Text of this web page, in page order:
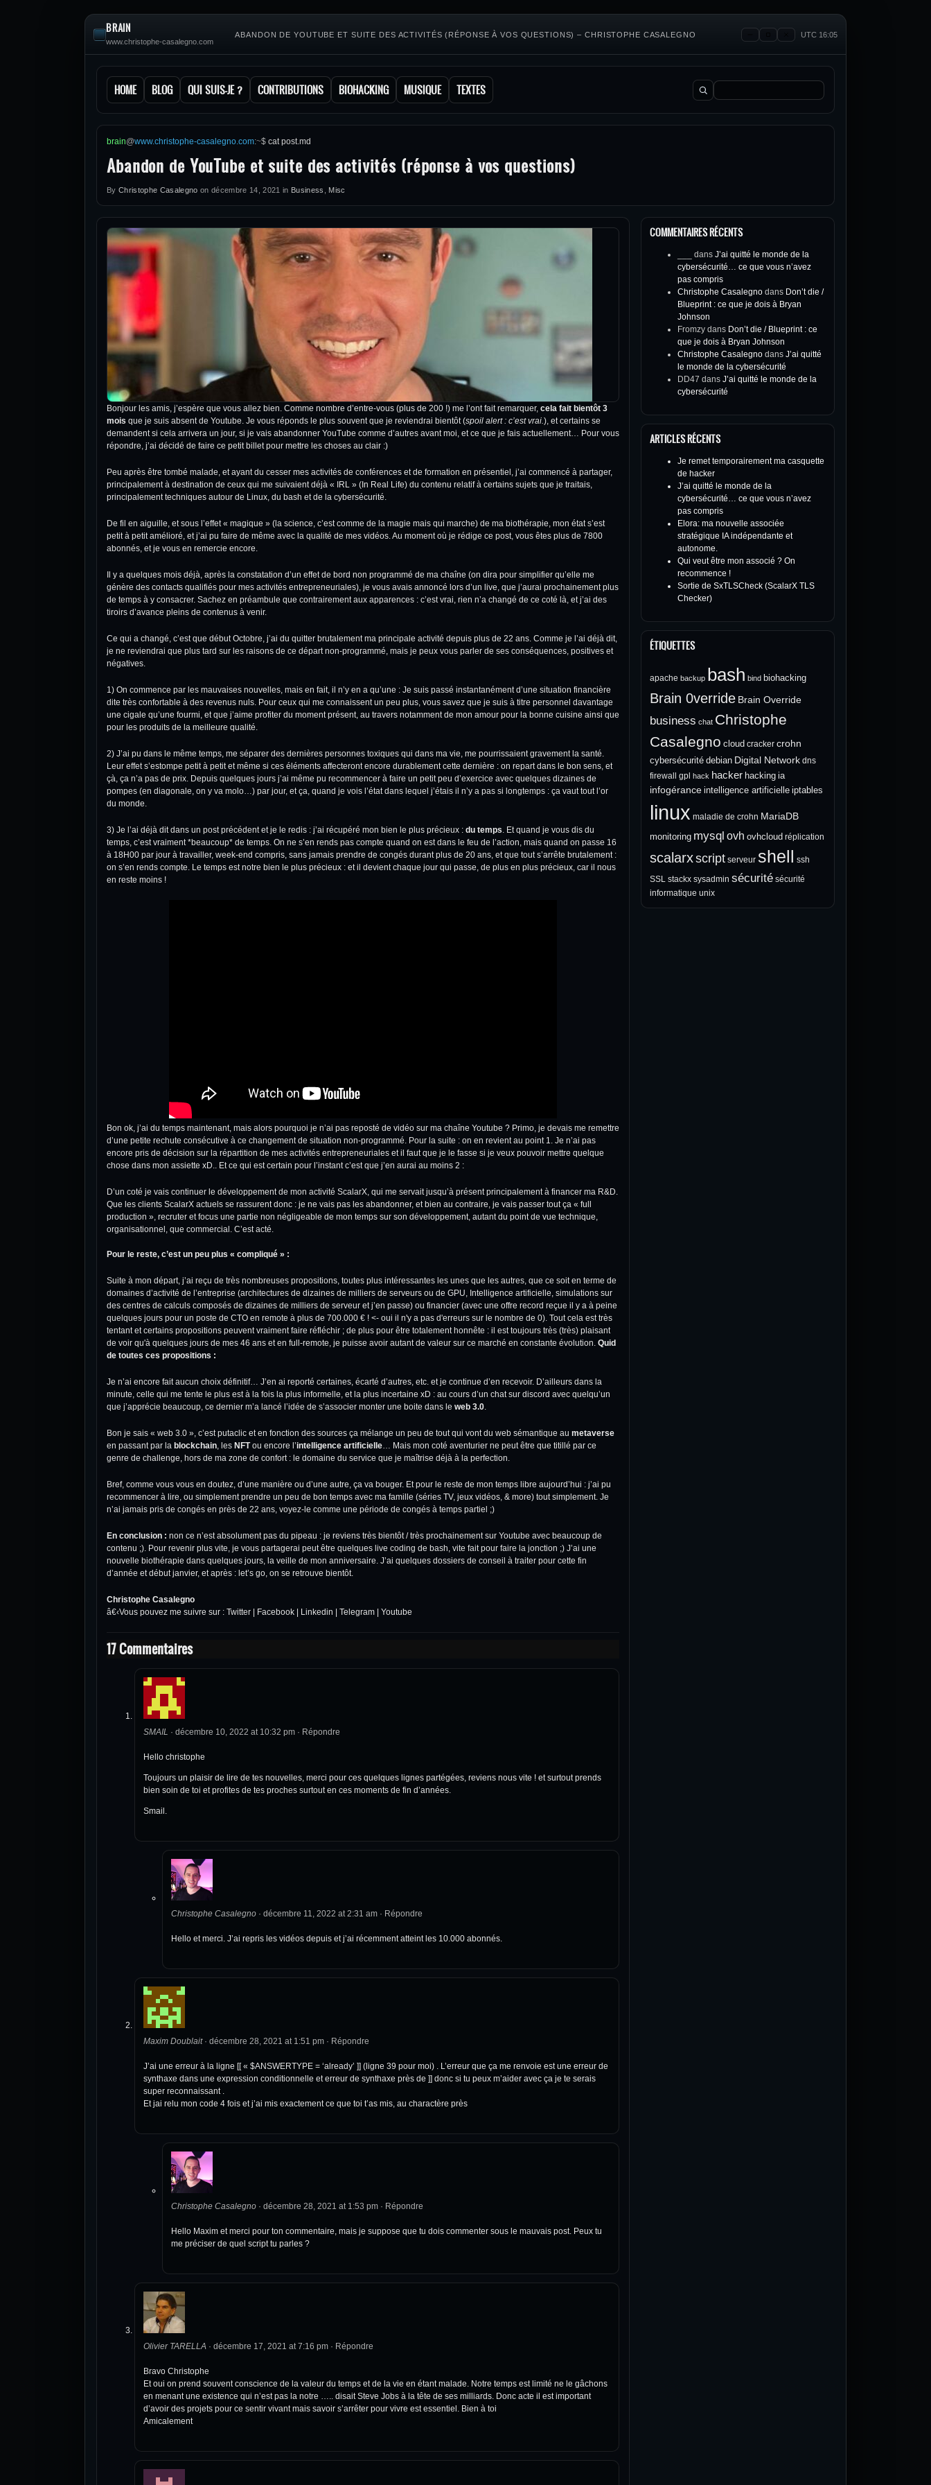
BRAIN
www.christophe-casalegno.com
ABANDON DE YOUTUBE ET SUITE DES ACTIVITÉS (RÉPONSE À VOS QUESTIONS) – CHRISTOPHE CASALEGNO UTC 16:05
HOME BLOG QUI SUIS-JE ? CONTRIBUTIONS BIOHACKING MUSIQUE TEXTES Rechercher :
brain@www.christophe-casalegno.com:~$ cat post.md
Abandon de YouTube et suite des activités (réponse à vos questions)
By Christophe Casalegno on décembre 14, 2021 in Business Misc
Bonjour les amis, j’espère que vous allez bien. Comme nombre d’entre-vous (plus de 200 !) me l’ont fait remarquer, cela fait bientôt 3
mois que je suis absent de Youtube. Je vous réponds le plus souvent que je reviendrai bientôt (spoil alert : c’est vrai.), et certains se
demandent si cela arrivera un jour, si je vais abandonner YouTube comme d’autres avant moi, et ce que je fais actuellement… Pour vous
répondre, j’ai décidé de faire ce petit billet pour mettre les choses au clair :)
Peu après être tombé malade, et ayant du cesser mes activités de conférences et de formation en présentiel, j’ai commencé à partager,
principalement à destination de ceux qui me suivaient déjà « IRL » (In Real Life) du contenu relatif à certains sujets que je traitais,
principalement techniques autour de Linux, du bash et de la cybersécurité.
De fil en aiguille, et sous l’effet « magique » (la science, c’est comme de la magie mais qui marche) de ma biothérapie, mon état s’est
petit à petit amélioré, et j’ai pu faire de même avec la qualité de mes vidéos. Au moment où je rédige ce post, vous êtes plus de 7800
abonnés, et je vous en remercie encore.
Il y a quelques mois déjà, après la constatation d’un effet de bord non programmé de ma chaîne (on dira pour simplifier qu’elle me
génère des contacts qualifiés pour mes activités entrepreneuriales), je vous avais annoncé lors d’un live, que j’aurai prochainement plus
de temps à y consacrer. Sachez en préambule que contrairement aux apparences : c’est vrai, rien n’a changé de ce coté là, et j’ai des
tiroirs d’avance pleins de contenus à venir.
Ce qui a changé, c’est que début Octobre, j’ai du quitter brutalement ma principale activité depuis plus de 22 ans. Comme je l’ai déjà dit,
je ne reviendrai que plus tard sur les raisons de ce départ non-programmé, mais je peux vous parler de ses conséquences, positives et
négatives.
1) On commence par les mauvaises nouvelles, mais en fait, il n’y en a qu’une : Je suis passé instantanément d’une situation financière
dite très confortable à des revenus nuls. Pour ceux qui me connaissent un peu plus, vous savez que je suis à titre personnel davantage
une cigale qu’une fourmi, et que j’aime profiter du moment présent, au travers notamment de mon amour pour la bonne cuisine ainsi que
pour les produits de la meilleure qualité.
2) J’ai pu dans le même temps, me séparer des dernières personnes toxiques qui dans ma vie, me pourrissaient gravement la santé.
Leur effet s’estompe petit à petit et même si ces éléments affecteront encore durablement cette dernière : on repart dans le bon sens, et
çà, ça n’a pas de prix. Depuis quelques jours j’ai même pu recommencer à faire un petit peu d’exercice avec quelques dizaines de
pompes (en diagonale, on y va molo…) par jour, et ça, quand je vois l’état dans lequel j’étais il n’y a pas si longtemps : ça vaut tout l’or
du monde.
3) Je l’ai déjà dit dans un post précédentet je le redis : j’ai récupéré mon bien le plus précieux : du temps. Et quand je vous dis du
temps, c’est vraiment *beaucoup* de temps. On ne s’en rends pas compte quand on est dans le feu de l’action, mais quand on passe 16
à 18H00 par jour à travailler, week-end compris, sans jamais prendre de congés durant plus de 20 ans, et que tout s’arrête brutalement :
on s’en rends compte. Le temps est notre bien le plus précieux : et il devient chaque jour qui passe, de plus en plus précieux, car il nous
en reste moins !
Bon ok, j’ai du temps maintenant, mais alors pourquoi je n’ai pas reposté de vidéo sur ma chaîne Youtube ? Primo, je devais me remettre
d’une petite rechute consécutive à ce changement de situation non-programmé. Pour la suite : on en revient au point 1. Je n’ai pas
encore pris de décision sur la répartition de mes activités entrepreneuriales et il faut que je le fasse si je veux pouvoir mettre quelque
chose dans mon assiette xD.. Et ce qui est certain pour l’instant c’est que j’en aurai au moins 2 :
D’un coté je vais continuer le développement de mon activité ScalarX, qui me servait jusqu’à présent principalement à financer ma R&D.
Que les clients ScalarX actuels se rassurent donc : je ne vais pas les abandonner, et bien au contraire, je vais passer tout ça « full
production », recruter et focus une partie non négligeable de mon temps sur son développement, autant du point de vue technique,
organisationnel, que commercial. C’est acté.
Pour le reste, c’est un peu plus « compliqué » :
Suite à mon départ, j’ai reçu de très nombreuses propositions, toutes plus intéressantes les unes que les autres, que ce soit en terme de
domaines d’activité de l’entreprise (architectures de dizaines de milliers de serveurs ou de GPU, Intelligence artificielle, simulations sur
des centres de calculs composés de dizaines de milliers de serveur et j’en passe) ou financier (avec une offre record reçue il y a à peine
quelques jours pour un poste de CTO en remote à plus de 700.000 € ! <- oui il n'y a pas d'erreurs sur le nombre de 0). Tout cela est très
tentant et certains propositions peuvent vraiment faire réfléchir ; de plus pour être totalement honnête : il est toujours très (très) plaisant
de voir qu'à quelques jours de mes 46 ans et en full-remote, je puisse avoir autant de valeur sur ce marché en constante évolution. Quid
de toutes ces propositions :
Je n’ai encore fait aucun choix définitif… J’en ai reporté certaines, écarté d’autres, etc. et je continue d’en recevoir. D’ailleurs dans la
minute, celle qui me tente le plus est à la fois la plus informelle, et la plus incertaine xD : au cours d’un chat sur discord avec quelqu’un
que j’apprécie beaucoup, ce dernier m’a lancé l’idée de s’associer monter une boite dans le web 3.0.
Bon je sais « web 3.0 », c’est putaclic et en fonction des sources ça mélange un peu de tout qui vont du web sémantique au metaverse
en passant par la blockchain, les NFTou encore l’intelligence artificielle… Mais mon coté aventurier ne peut être que titillé par ce
genre de challenge, hors de ma zone de confort : le domaine du service que je maîtrise déjà à la perfection.
Bref, comme vous vous en doutez, d’une manière ou d’une autre, ça va bouger. Et pour le reste de mon temps libre aujourd’hui : j’ai pu
recommencer à lire, ou simplement prendre un peu de bon temps avec ma famille (séries TV, jeux vidéos, & more) tout simplement. Je
n’ai jamais pris de congés en près de 22 ans, voyez-le comme une période de congés à temps partiel ;)
En conclusion : non ce n’est absolument pas du pipeau : je reviens très bientôt / très prochainement sur Youtube avec beaucoup de
contenu ;). Pour revenir plus vite, je vous partagerai peut être quelques live coding de bash, vite fait pour faire la jonction ;) J’ai une
nouvelle biothérapie dans quelques jours, la veille de mon anniversaire. J’ai quelques dossiers de conseil à traiter pour cette fin
d’année et début janvier, et après : let’s go, on se retrouve bientôt.
Christophe Casalegno
â€‹Vous pouvez me suivre sur : Twitter Facebook Linkedin Telegram Youtube
17 Commentaires
SMAIL · décembre 10, 2022 at 10:32 pm · Répondre
Hello christophe
Toujours un plaisir de lire de tes nouvelles, merci pour ces quelques lignes partégées, reviens nous vite ! et surtout prends
bien soin de toi et profites de tes proches surtout en ces moments de fin d’années.
Smail.
Christophe Casalegno · décembre 11, 2022 at 2:31 am · Répondre
Hello et merci. J’ai repris les vidéos depuis et j’ai récemment atteint les 10.000 abonnés.
Maxim Doublait· décembre 28, 2021 at 1:51 pm · Répondre
J’ai une erreur à la ligne [[ « $ANSWERTYPE = ‘already’ ]] (ligne 39 pour moi) . L’erreur que ça me renvoie est une erreur de
synthaxe dans une expression conditionnelle et erreur de synthaxe près de ]] donc si tu peux m’aider avec ça je te serais
super reconnaissant .
Et jai relu mon code 4 fois et j’ai mis exactement ce que toi t’as mis, au charactère près
Christophe Casalegno · décembre 28, 2021 at 1:53 pm · Répondre
Hello Maxim et merci pour ton commentaire, mais je suppose que tu dois commenter sous le mauvais post. Peux tu
me préciser de quel script tu parles ?
Olivier TARELLA · décembre 17, 2021 at 7:16 pm · Répondre
Bravo Christophe
Et oui on prend souvent conscience de la valeur du temps et de la vie en étant malade. Notre temps est limité ne le gâchons
en menant une existence qui n’est pas la notre ….. disait Steve Jobs à la tête de ses milliards. Donc acte il est important
d’avoir des projets pour ce sentir vivant mais savoir s’arrêter pour vivre est essentiel. Bien à toi
Amicalement
COMMENTAIRES RÉCENTS
dans J’ai quitté le monde de la
cybersécurité… ce que vous n’avez
pas compris
Christophe Casalegno dans Don’t die /
Blueprint : ce que je dois à Bryan
Johnson
Fromzy dans Don’t die / Blueprint : ce
que je dois à Bryan Johnson
Christophe Casalegno dans J’ai quitté
le monde de la cybersécurité
DD47 dans J’ai quitté le monde de la
cybersécurité
ARTICLES RÉCENTS
Je remet temporairement ma casquette
de hacker
J’ai quitté le monde de la
cybersécurité… ce que vous n’avez
pas compris
Elora: ma nouvelle associée
stratégique IA indépendante et
autonome.
Qui veut être mon associé ? On
recommence !
Sortie de SxTLSCheck (ScalarX TLS
Checker)
ÉTIQUETTES
apache backup bash bind biohacking
Brain 0verride Brain Override
business chat Christophe
Casalegno cloud cracker crohn
cybersécurité debian Digital Network dns
firewall
gpl hack hacker hacking ia
infogérance intelligence artificielle iptables
linux maladie de crohn MariaDB
monitoring mysql ovh ovhcloud réplication
scalarxscript serveur shell
ssh
SSL stackx sysadmin sécurité sécurité
informatique unix